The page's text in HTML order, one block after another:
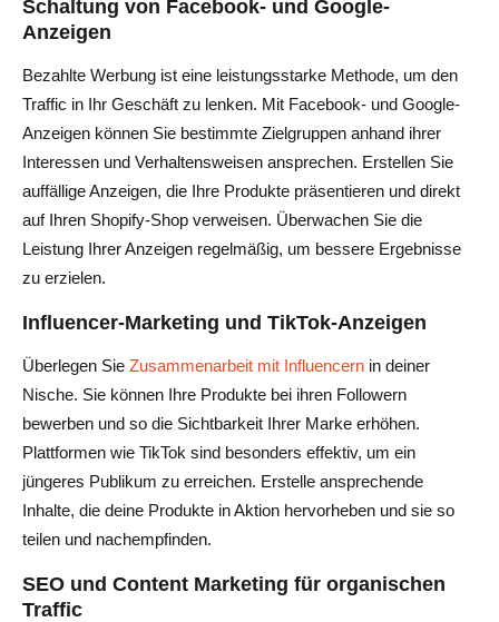
Schaltung von Facebook- und Google-
Anzeigen
Bezahlte Werbung ist eine leistungsstarke Methode, um den
Traffic in Ihr Geschäft zu lenken. Mit Facebook- und Google-
Anzeigen können Sie bestimmte Zielgruppen anhand ihrer
Interessen und Verhaltensweisen ansprechen. Erstellen Sie
auffällige Anzeigen, die Ihre Produkte präsentieren und direkt
auf Ihren Shopify-Shop verweisen. Überwachen Sie die
Leistung Ihrer Anzeigen regelmäßig, um bessere Ergebnisse
zu erzielen.
Influencer-Marketing und TikTok-Anzeigen
Überlegen Sie Zusammenarbeit mit Influencern in deiner
Nische. Sie können Ihre Produkte bei ihren Followern
bewerben und so die Sichtbarkeit Ihrer Marke erhöhen.
Plattformen wie TikTok sind besonders effektiv, um ein
jüngeres Publikum zu erreichen. Erstelle ansprechende
Inhalte, die deine Produkte in Aktion hervorheben und sie so
teilen und nachempfinden.
SEO und Content Marketing für organischen
Traffic